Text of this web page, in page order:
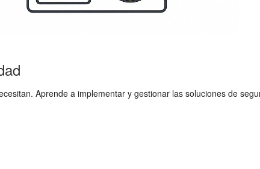
Aprende a implementar y gestionar las soluciones de